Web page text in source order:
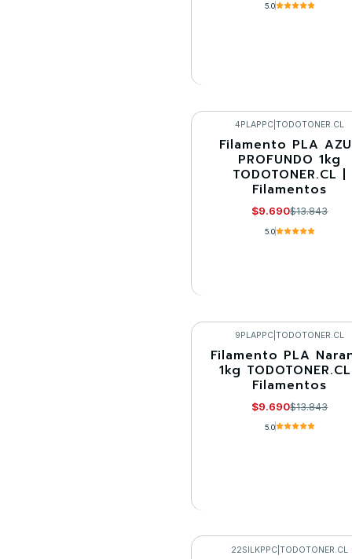
5.0
VER DETALLES
-30%
Agotado
4PLAPPC |TODOTONER.CL
Filamento PLA
PROFUNDO 1kg
TODOTONER.CL |
Filamentos
$9.690$13.843
5.0
VER DETALLES
-30%
9PLAPPC |TODOTONER.CL
Filamento PLA
1kg
Filamentos
$9.690$13.843
5.0
VER DETALLES
22SILKPPC |TODOTONER.CL